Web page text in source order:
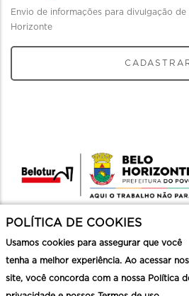
Envio de informações para divulgação
Horizonte
POLÍTICA DE COOKIES
Usamos cookies para assegurar que você
tenha a melhor experiência. Ao acessar
site, você concorda com a nossa Política